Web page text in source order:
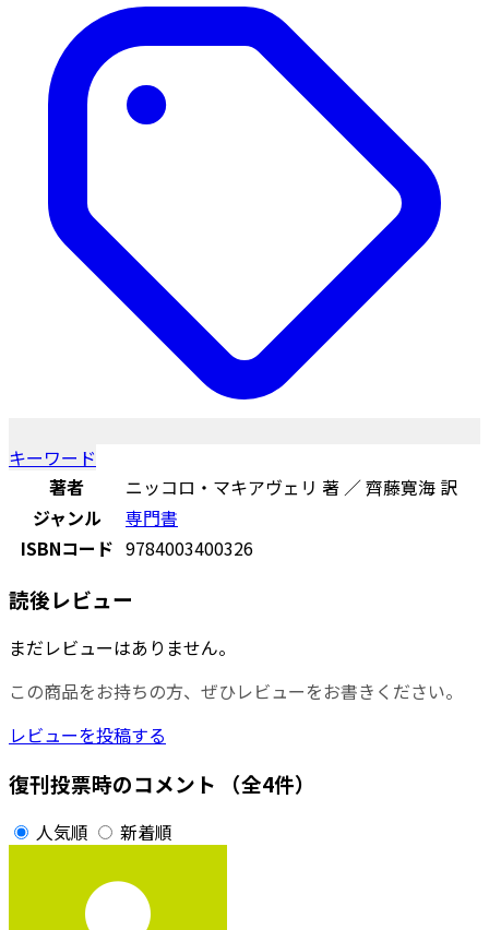
キーワード
著者
ニッコロ・マキアヴェリ 著 ／ 齊藤寛海 訳
ジャンル
専門書
ISBNコード 9784003400326
読後レビュー
まだレビューはありません。
この商品をお持ちの方、ぜひレビューをお書きください。
レビューを投稿する
復刊投票時のコメント （全4件）
人気順 新着順